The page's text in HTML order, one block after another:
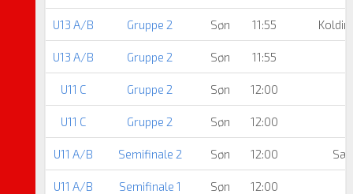
U13 A/B Gruppe 2 Søn 11:55
U13 A/B Gruppe 2 Søn 11:55
U11 C Gruppe 2 Søn 12:00
U11 C Gruppe 2 Søn 12:00
U11 A/B Semifinale 2 Søn 12:00
U11 A/B Semifinale 1 Søn 12:00